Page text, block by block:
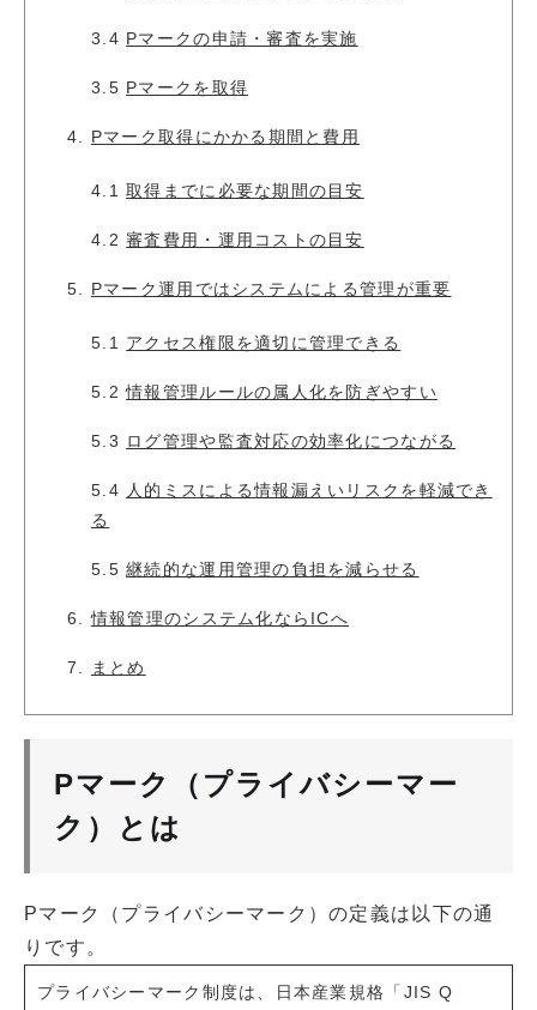
3.4 Pマークの申請・審査を実施
3.5 Pマークを取得
4. Pマーク取得にかかる期間と費用
4.1 取得までに必要な期間の目安
4.2 審査費用・運用コストの目安
5. Pマーク運用ではシステムによる管理が重要
5.1 アクセス権限を適切に管理できる
5.2 情報管理ルールの属人化を防ぎやすい
5.3 ログ管理や監査対応の効率化につながる
5.4 人的ミスによる情報漏えいリスクを軽減でき
る
5.5 継続的な運用管理の負担を減らせる
6. 情報管理のシステム化ならICへ
7. まとめ
Pマーク（プライバシーマー
ク）とは
Pマーク（プライバシーマーク）の定義は以下の通
りです。
プライバシーマーク制度は、日本産業規格「JIS Q